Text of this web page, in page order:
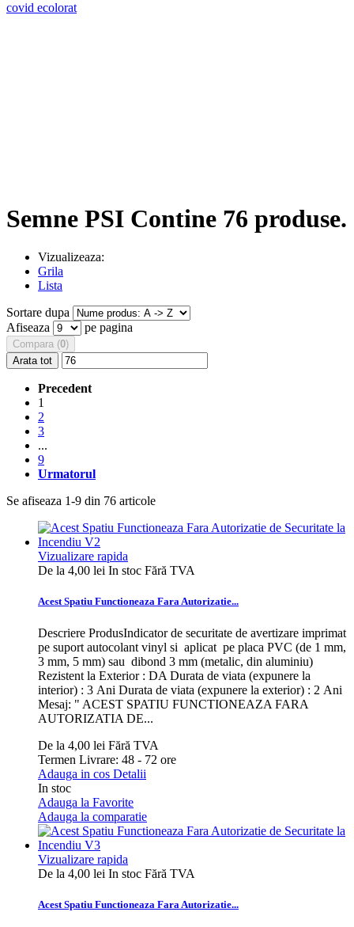
covid ecolorat
Semne PSI Contine 76 produse.
Vizualizeaza:
Grila
Lista
Sortare dupa
Afiseaza
pe pagina
Compara (0)
Arata tot
Precedent
1
2
3
...
9
Urmatorul
Se afiseaza 1-9 din 76 articole
Vizualizare rapida
De la 4,00 lei In stoc Fără TVA
Acest Spatiu Functioneaza Fara Autorizatie...
Descriere ProdusIndicator de securitate de avertizare imprimat
pe suport autocolant vinyl si aplicat pe placa PVC (de 1 mm,
3 mm, 5 mm) sau dibond 3 mm (metalic, din aluminiu)
Rezistent la Exterior : DA Durata de viata (expunere la
interior) : 3 Ani Durata de viata (expunere la exterior) : 2 Ani
Mesaj: " ACEST SPATIU FUNCTIONEAZA FARA
AUTORIZATIA DE...
De la 4,00 lei Fără TVA
Termen Livrare: 48 - 72 ore
Adauga in cos Detalii
In stoc
Adauga la Favorite
Adauga la comparatie
Vizualizare rapida
De la 4,00 lei In stoc Fără TVA
Acest Spatiu Functioneaza Fara Autorizatie...